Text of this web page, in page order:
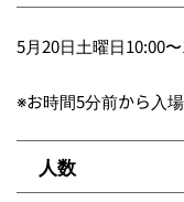
5月20日土曜日10:00
※お時間5分前から入
人数